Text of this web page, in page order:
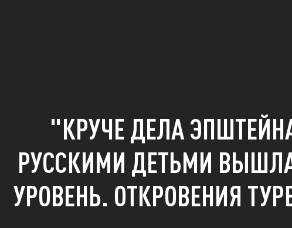
"КРУЧЕ ДЕЛА
РУССКИМИ ДЕТЬМИ
УРОВЕНЬ. ОТКРОВЕНИЯ